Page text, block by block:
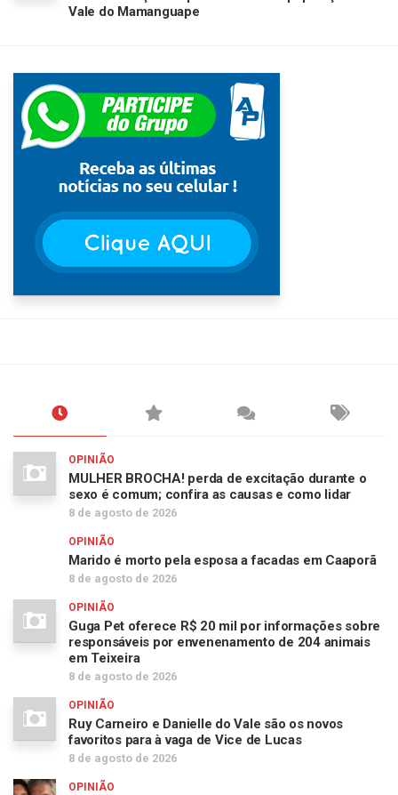
Vale do Mamanguape
OPINIÃO
MULHER BROCHA! perda de excitação durante o
sexo é comum; confira as causas e como lidar
8 de agosto de 2026
OPINIÃO
Marido é morto pela esposa a facadas em Caaporã
8 de agosto de 2026
OPINIÃO
Guga Pet oferece R$ 20 mil por informações sobre
responsáveis por envenenamento de 204 animais
em Teixeira
8 de agosto de 2026
OPINIÃO
Ruy Carneiro e Danielle do Vale são os novos
favoritos para à vaga de Vice de Lucas
8 de agosto de 2026
OPINIÃO